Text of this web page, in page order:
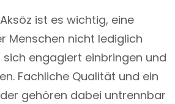
ist es wichtig, eine
Menschen nicht lediglich
engagiert einbringen und
Fachliche Qualität und ein
gehören dabei untrennbar